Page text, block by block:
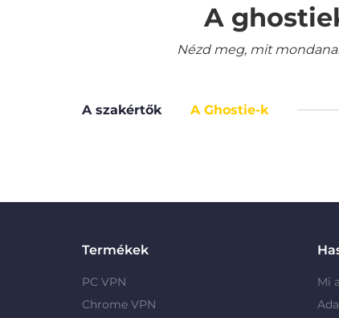
A
Nézd meg, mit
A szakértők A Ghostie-k
Termékek
PC VPN
Chrome VPN
Mi